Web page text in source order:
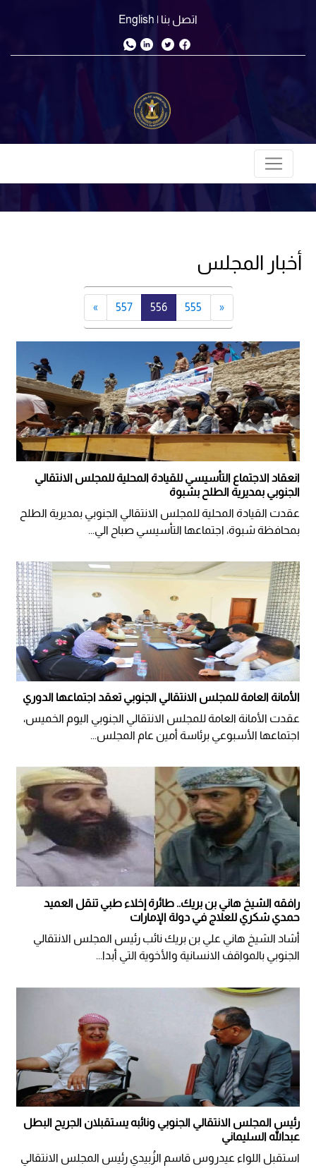
اتصل بنا | English
أخبار المجلس
«
555
556
557
»
انعقاد الاجتماع التأسيسي للقيادة المحلية للمجلس الانتقالي
الجنوبي بمديرية الطلح بشبوة
عقدت القيادة المحلية للمجلس الانتقالي الجنوبي بمديرية الطلح
بمحافظة شبوة، اجتماعها التأسيسي صباح الي...
الأمانة العامة للمجلس الانتقالي الجنوبي تعقد اجتماعها الدوري
عقدت الأمانة العامة للمجلس الانتقالي الجنوبي اليوم الخميس،
اجتماعها الأسبوعي برئاسة أمين عام المجلس...
رافقه الشيخ هاني بن بريك.. طائرة إخلاء طبي تنقل العميد
حمدي شكري للعلاج في دولة الإمارات
أشاد الشيخ هاني علي بن بريك نائب رئيس المجلس الانتقالي
الجنوبي بالمواقف الانسانية والأخوية التي أبدا...
رئيس المجلس الانتقالي الجنوبي ونائبه يستقبلان الجريح البطل
عبدالله السليماني
استقبل اللواء عيدروس قاسم الزُبيدي رئيس المجلس الانتقالي